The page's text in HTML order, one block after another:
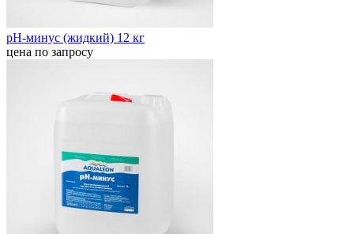
pН-минус (жидкий) 12 кг
цена по запросу